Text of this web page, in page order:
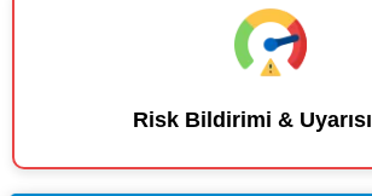
Risk Bildirimi & Uyarısı